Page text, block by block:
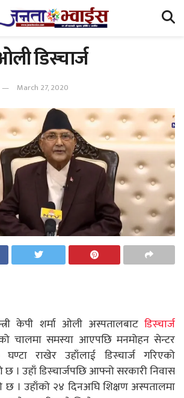
डिस्चार्ज
March 27, 2020
केपी शर्मा ओली अस्पतालबाट डिस्चार्ज
चालमा समस्या आएपछि मनमोहन सेन्टर
घण्टा राखेर उहाँलाई डिस्चार्ज गरिएको
। उहाँ डिस्चार्जपछि आफ्नो सरकारी निवास
छ । उहाँको २४ दिनअघि शिक्षण अस्पतालमा